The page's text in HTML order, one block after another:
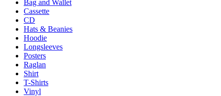
Bag and Wallet
Cassette
CD
Hats & Beanies
Hoodie
Longsleeves
Posters
Raglan
Shirt
T-Shirts
Vinyl